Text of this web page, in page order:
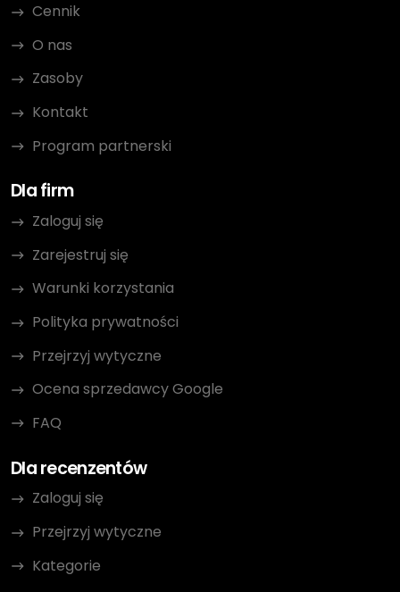
Cennik
O nas
Zasoby
Kontakt
Program partnerski
Dla firm
Zaloguj się
Zarejestruj się
Warunki korzystania
Polityka prywatności
Przejrzyj wytyczne
Ocena sprzedawcy Google
FAQ
Dla recenzentów
Zaloguj się
Przejrzyj wytyczne
Kategorie